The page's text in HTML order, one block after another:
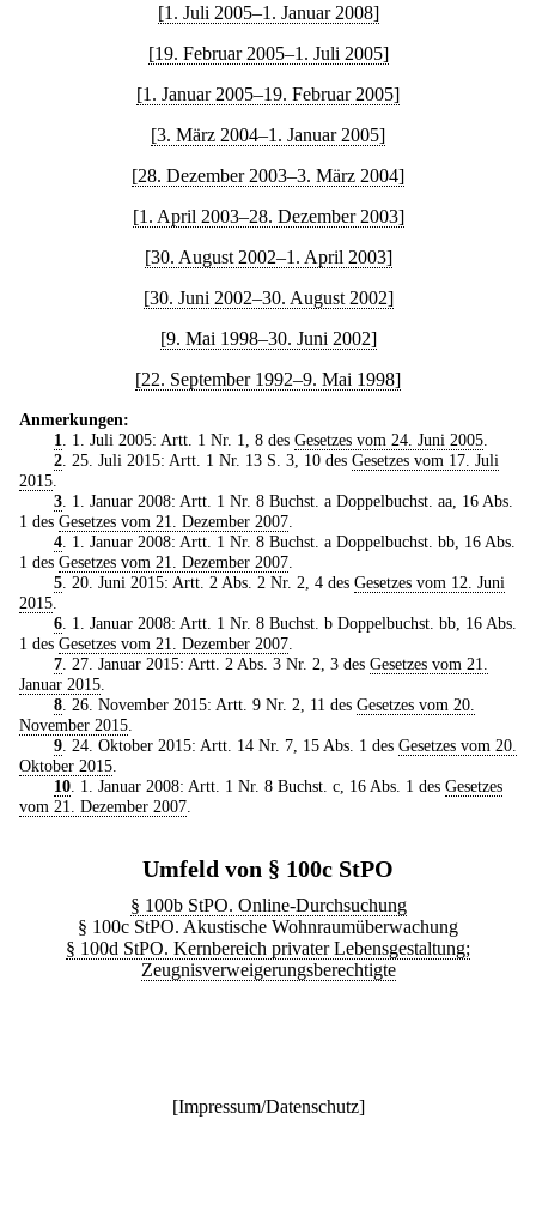
[1. Juli 2005–1. Januar 2008]
[19. Februar 2005–1. Juli 2005]
[1. Januar 2005–19. Februar 2005]
[3. März 2004–1. Januar 2005]
[28. Dezember 2003–3. März 2004]
[1. April 2003–28. Dezember 2003]
[30. August 2002–1. April 2003]
[30. Juni 2002–30. August 2002]
[9. Mai 1998–30. Juni 2002]
[22. September 1992–9. Mai 1998]
Anmerkungen:
1
. 1. Juli 2005: Artt. 1 Nr. 1, 8 des Gesetzes vom 24. Juni 2005.
2. 25. Juli 2015: Artt. 1 Nr. 13 S. 3, 10 des Gesetzes vom 17. Juli
2015
3. 1. Januar 2008: Artt. 1 Nr. 8 Buchst. a Doppelbuchst. aa, 16 Abs.
1 des Gesetzes vom 21. Dezember 2007
4. 1. Januar 2008: Artt. 1 Nr. 8 Buchst. a Doppelbuchst. bb, 16 Abs.
1 des Gesetzes vom 21. Dezember 2007
5. 20. Juni 2015: Artt. 2 Abs. 2 Nr. 2, 4 des Gesetzes vom 12. Juni
2015
6. 1. Januar 2008: Artt. 1 Nr. 8 Buchst. b Doppelbuchst. bb, 16 Abs.
1 des Gesetzes vom 21. Dezember 2007
7. 27. Januar 2015: Artt. 2 Abs. 3 Nr. 2, 3 des Gesetzes vom 21.
Januar 2015
8. 26. November 2015: Artt. 9 Nr. 2, 11 des Gesetzes vom 20.
November 2015
9. 24. Oktober 2015: Artt. 14 Nr. 7, 15 Abs. 1 des Gesetzes vom 20.
Oktober 2015
10. 1. Januar 2008: Artt. 1 Nr. 8 Buchst. c, 16 Abs. 1 des Gesetzes
vom 21. Dezember 2007
Umfeld von § 100c StPO
§ 100b StPO. Online-Durchsuchung
§ 100c StPO. Akustische Wohnraumüberwachung
§ 100d StPO. Kernbereich privater Lebensgestaltung;
Zeugnisverweigerungsberechtigte
[Impressum/Datenschutz]